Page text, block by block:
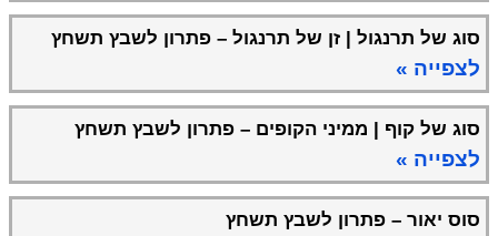
סוג של תרנגול | זן של תרנגול – פתרון לשבץ תשחץ
לצפייה »
סוג של קוף | ממיני הקופים – פתרון לשבץ תשחץ
לצפייה »
סוס יאור – פתרון לשבץ תשחץ